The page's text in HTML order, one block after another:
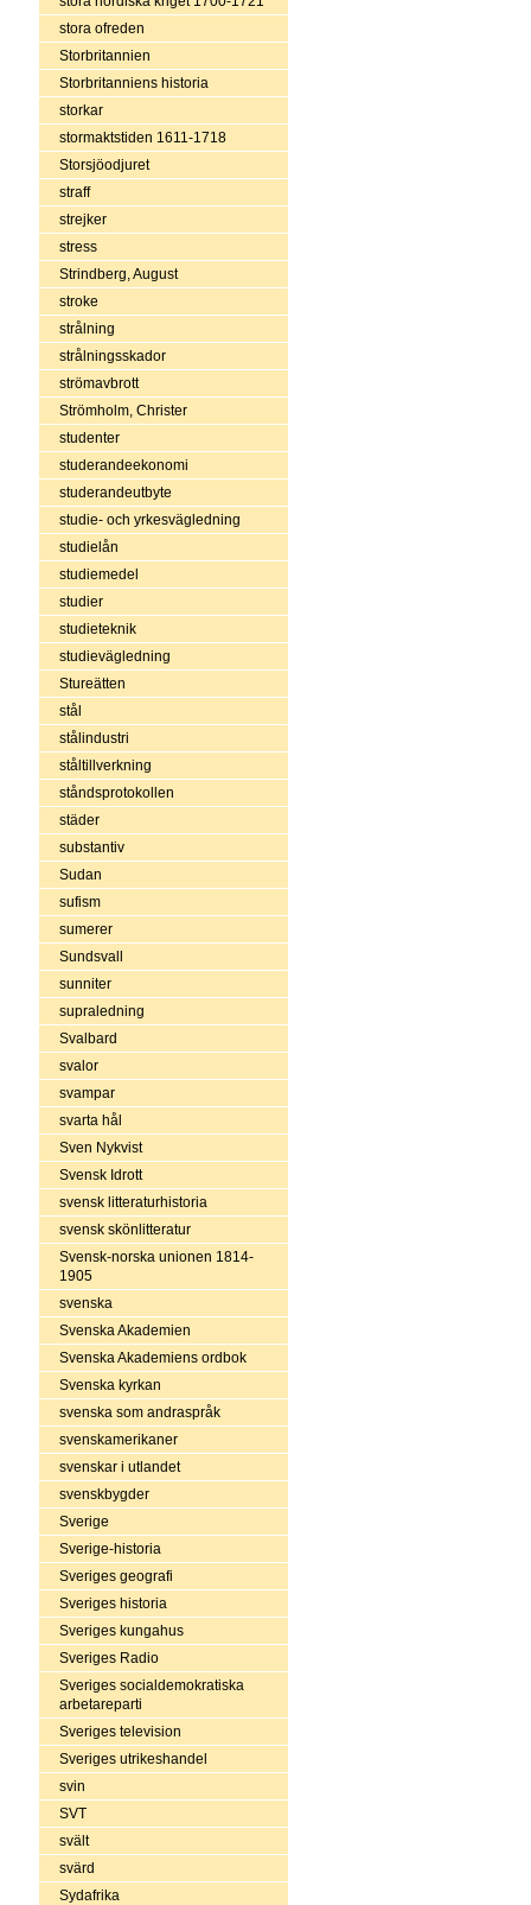
stora ofreden
Storbritannien
Storbritanniens historia
storkar
stormaktstiden 1611-1718
Storsjöodjuret
straff
strejker
stress
Strindberg, August
stroke
strålning
strålningsskador
strömavbrott
Strömholm, Christer
studenter
studerandeekonomi
studerandeutbyte
studie- och yrkesvägledning
studielån
studiemedel
studier
studieteknik
studievägledning
Stureätten
stål
stålindustri
ståltillverkning
ståndsprotokollen
städer
substantiv
Sudan
sufism
sumerer
Sundsvall
sunniter
supraledning
Svalbard
svalor
svampar
svarta hål
Sven Nykvist
Svensk Idrott
svensk litteraturhistoria
svensk skönlitteratur
Svensk-norska unionen 1814-
1905
svenska
Svenska Akademien
Svenska Akademiens ordbok
Svenska kyrkan
svenska som andraspråk
svenskamerikaner
svenskar i utlandet
svenskbygder
Sverige
Sverige-historia
Sveriges geografi
Sveriges historia
Sveriges kungahus
Sveriges Radio
Sveriges socialdemokratiska
arbetareparti
Sveriges television
Sveriges utrikeshandel
svin
SVT
svält
svärd
Sydafrika